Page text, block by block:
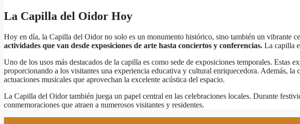
La Capilla del Oidor Hoy
Hoy en día, la Capilla del Oidor no solo es un monumento histórico, sino también un vibrante
actividades que van desde exposiciones de arte hasta conciertos y conferencias. La capilla
Uno de los usos más destacados de la capilla es como sede de exposiciones temporales. Estas
proporcionando a los visitantes una experiencia educativa y cultural enriquecedora. Además,
actuaciones musicales que aprovechan la excelente acústica del espacio.
La Capilla del Oidor también juega un papel central en las celebraciones locales. Durante
conmemoraciones que atraen a numerosos visitantes y residentes.